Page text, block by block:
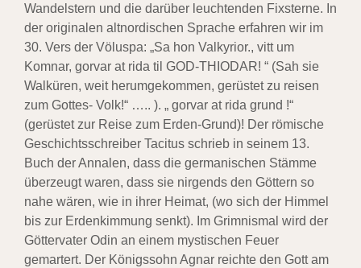
Wandelstern und die darüber leuchtenden Fixsterne. In
der originalen altnordischen Sprache erfahren wir im
30. Vers der Völuspa: „Sa hon Valkyrior., vitt um
Komnar, gorvar at rida til GOD-THIODAR! “ (Sah sie
Walküren, weit herumgekommen, gerüstet zu reisen
zum Gottes- Volk!“ ….. ). „ gorvar at rida grund !“
(gerüstet zur Reise zum Erden-Grund)! Der römische
Geschichtsschreiber Tacitus schrieb in seinem 13.
Buch der Annalen, dass die germanischen Stämme
überzeugt waren, dass sie nirgends den Göttern so
nahe wären, wie in ihrer Heimat, (wo sich der Himmel
bis zur Erdenkimmung senkt). Im Grimnismal wird der
Göttervater Odin an einem mystischen Feuer
gemartert. Der Königssohn Agnar reichte den Gott am